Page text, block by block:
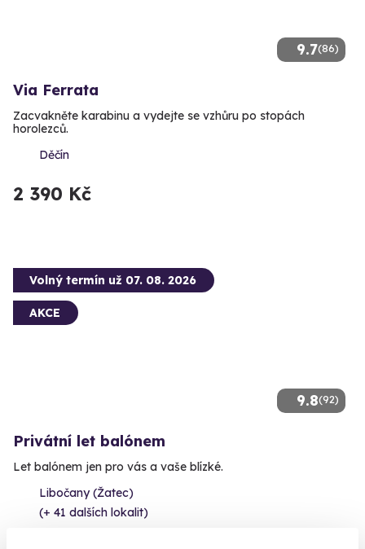
9.7(86)
Via Ferrata
Zacvakněte karabinu a vydejte se vzhůru po stopách
horolezců.
Děčín
2 390 Kč
9.8(92)
Volný termín už 07. 08. 2026
AKCE
Privátní let balónem
Let balónem jen pro vás a vaše blízké.
Libočany (Žatec)
(+ 41 dalších lokalit)